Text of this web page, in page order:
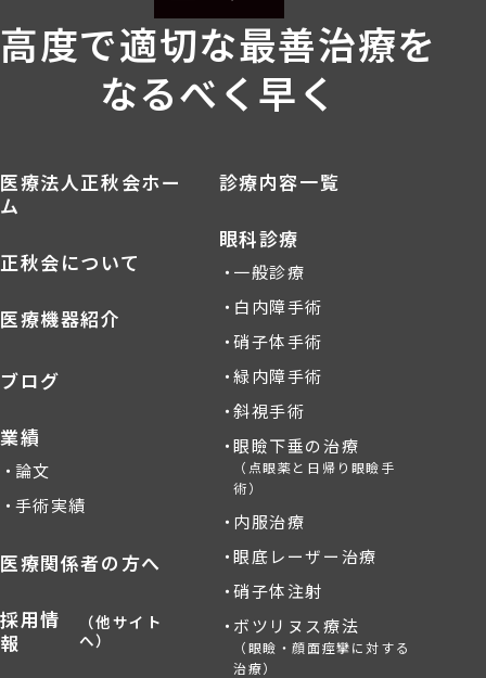
高度で適切な最善治療を
なるべく早く
医療法人正秋会ホー
ム
正秋会について
医療機器紹介
診療内容一覧
眼科診療
一般診療
白内障手術
硝子体手術
緑内障手術
斜視手術
眼瞼下垂の治療
（点眼薬と日帰り眼瞼手
術）
内服治療
眼底レーザー治療
硝子体注射
ボツリヌス療法
（眼瞼・顔面痙攣に対する
治療）
ブログ
業績
論文
手術実績
医療関係者の方へ
採用情
報
（他サイト
へ）